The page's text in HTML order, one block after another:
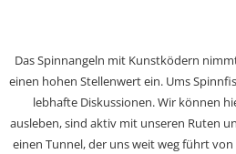
Das Spinnangeln mit Kunstködern
einen hohen Stellenwert ein. Ums
lebhafte Diskussionen. Wir können
ausleben, sind aktiv mit unseren Ruten
einen Tunnel, der uns weit weg führt